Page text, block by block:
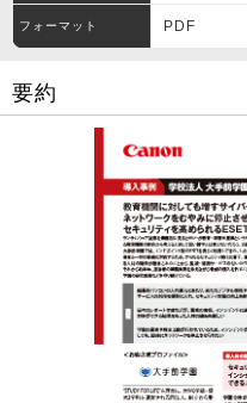
フォーマット PDF
要約